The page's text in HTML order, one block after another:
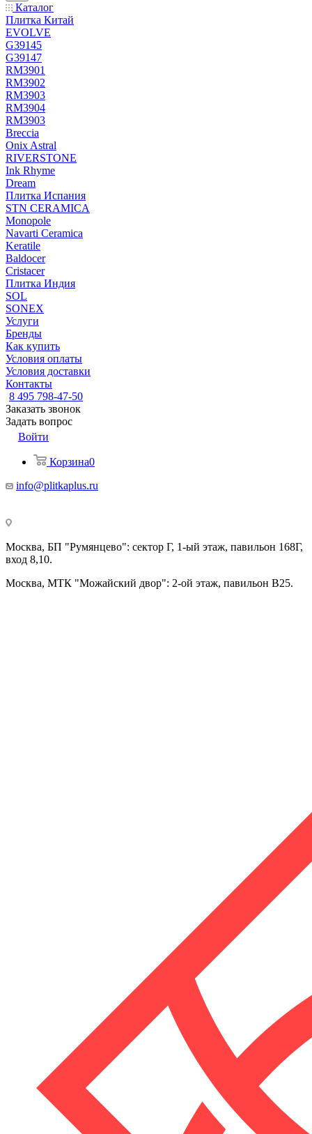
Каталог
Плитка Китай
EVOLVE
G39145
G39147
RM3901
RM3902
RM3903
RM3904
RM3903
Breccia
Onix Astral
RIVERSTONE
Ink Rhyme
Dream
Плитка Испания
STN CERAMICA
Monopole
Navarti Ceramica
Keratile
Baldocer
Cristacer
Плитка Индия
SOL
SONEX
Услуги
Бренды
Как купить
Условия оплаты
Условия доставки
Контакты
8 495 798-47-50
Заказать звонок
Задать вопрос
Войти
Корзина0
info@plitkaplus.ru
Москва, БП "Румянцево": сектор Г, 1-ый этаж, павильон 168Г,
вход 8,10.
Москва, МТК "Можайский двор": 2-ой этаж, павильон В25.